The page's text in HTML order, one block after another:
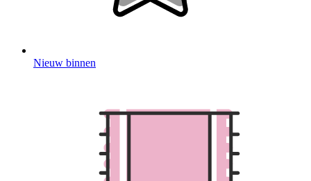
Nieuw binnen